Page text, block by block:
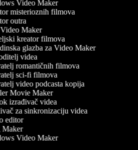
Video Maker
misterioznih filmova
outra
Maker
kreator filmova
glazba za Video Maker
videa
romantičnih filmova
sci-fi filmova
video podcasta kopija
Movie Maker
izrađivač videa
za sinkronizaciju videa
editor
Video Maker